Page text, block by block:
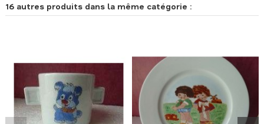
16 autres produits dans la même catégorie :